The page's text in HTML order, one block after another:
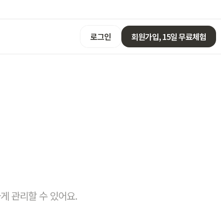
로그인 회원가입, 15일 무료체험
관리할 수 있어요.